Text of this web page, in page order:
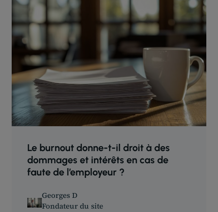
Le burnout donne-t-il droit à des
dommages et intérêts en cas de
faute de l’employeur ?
Georges D
Fondateur du site